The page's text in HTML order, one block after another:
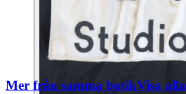
Mer från samma butikVisa alla